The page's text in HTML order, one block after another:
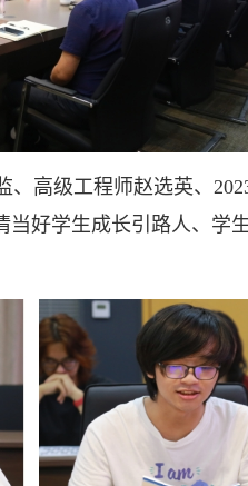
高级工程师赵选英、
好学生成长引路人、学